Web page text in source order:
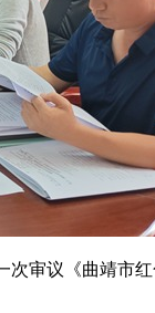
审议《曲靖市